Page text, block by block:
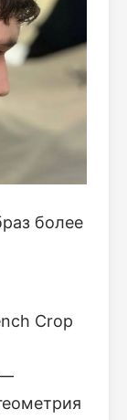
более
Crop
—